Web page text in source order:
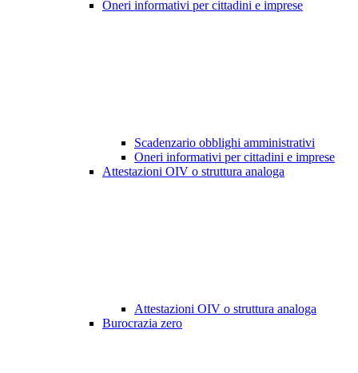
Oneri informativi per cittadini e imprese
Scadenzario obblighi amministrativi
Oneri informativi per cittadini e imprese
Attestazioni OIV o struttura analoga
Attestazioni OIV o struttura analoga
Burocrazia zero